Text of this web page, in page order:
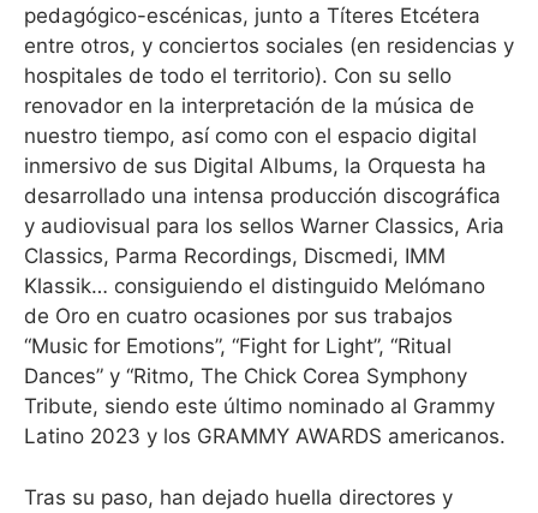
pedagógico-escénicas, junto a Títeres Etcétera
entre otros, y conciertos sociales (en residencias y
hospitales de todo el territorio). Con su sello
renovador en la interpretación de la música de
nuestro tiempo, así como con el espacio digital
inmersivo de sus Digital Albums, la Orquesta ha
desarrollado una intensa producción discográfica
y audiovisual para los sellos Warner Classics, Aria
Classics, Parma Recordings, Discmedi, IMM
Klassik… consiguiendo el distinguido Melómano
de Oro en cuatro ocasiones por sus trabajos
“Music for Emotions”, “Fight for Light”, “Ritual
Dances” y “Ritmo, The Chick Corea Symphony
Tribute, siendo este último nominado al Grammy
Latino 2023 y los GRAMMY AWARDS americanos.
Tras su paso, han dejado huella directores y